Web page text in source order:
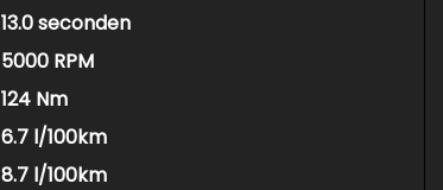
13.0 seconden
5000 RPM
124 Nm
6.7 l/100km
8.7 l/100km